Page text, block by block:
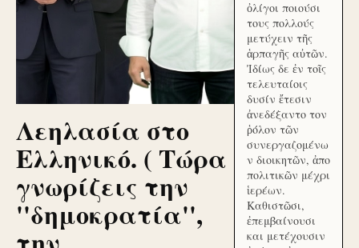
Λεηλασία στο
Ελληνικό. ( Τώρα
γνωρίζεις την
''δημοκρατία'',
ὀλίγοι ποιούσι
τους πολλούς
μετύχειν τῆς
ἁρπαγῆς αὐτῶν.
Ἰδίως δε ἐν τοῖς
τελευταίοις
δυσίν ἔτεσιν
ἀνεδέξαντο τον
ῥόλον τῶν
συνεργαζομένω
ν διοικητῶν, ἀπο
πολιτικῶν μέχρι
ἱερέων.
Καθιστῶσι,
ἐπεμβαίνουσι
και μετέχουσιν